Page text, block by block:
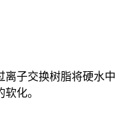
离子交换树脂将硬水
化。